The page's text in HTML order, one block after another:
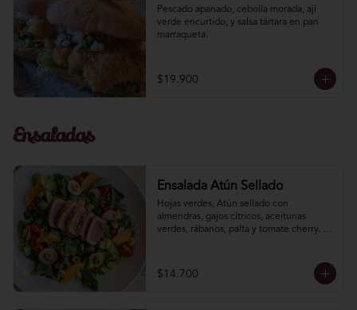
Pescado apanado, cebolla morada, ají­
verde encurtido, y salsa tártara en pan
marraqueta.
$19.900
Ensaladas
Ensalada Atún Sellado
Hojas verdes, Atún sellado con
almendras, gajos cítricos, aceitunas
verdes, rábanos, palta y tomate cherry.
$14.700